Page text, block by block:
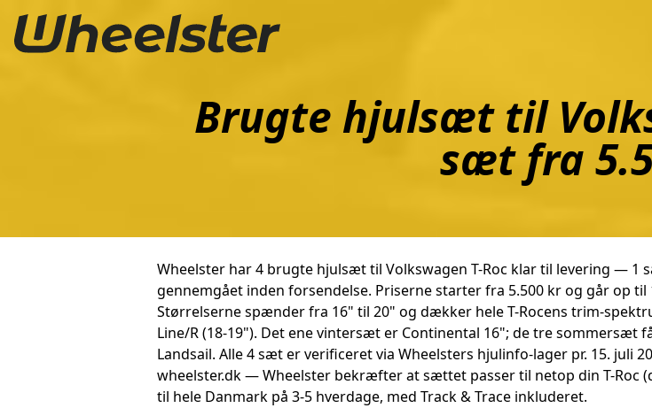
Brugte hjulsæt til
sæt fra
Wheelster har 4 brugte hjulsæt til Volkswagen T-Roc klar til levering —
gennemgået inden forsendelse. Priserne starter fra 5.500 kr og går op til
Størrelserne spænder fra 16" til 20" og dækker hele T-Rocens trim-
Line/R (18-19"). Det ene vintersæt er Continental 16"; de tre sommersæt
Landsail. Alle 4 sæt er verificeret via Wheelsters hjulinfo-lager pr. 15. juli
wheelster.dk — Wheelster bekræfter at sættet passer til netop din T-Roc
til hele Danmark på 3-5 hverdage, med Track & Trace inkluderet.